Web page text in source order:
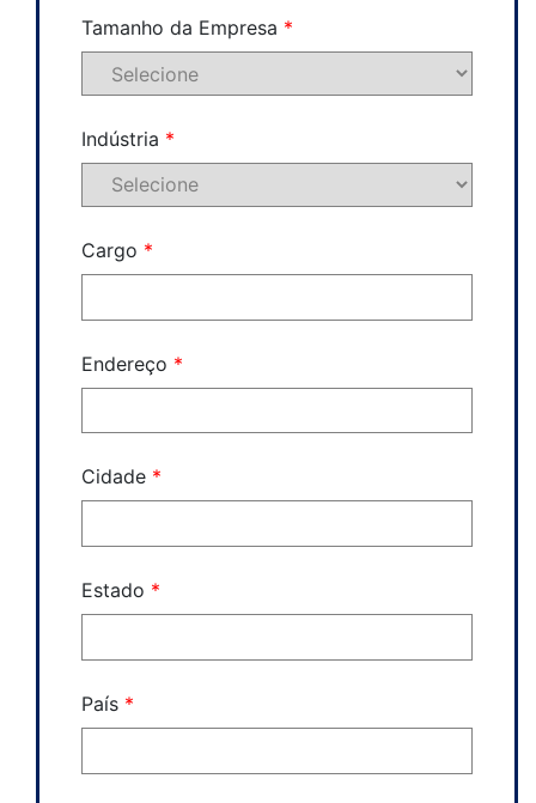
Tamanho da Empresa *
Indústria *
Cargo *
Endereço *
Cidade *
Estado *
País *